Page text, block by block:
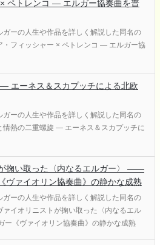
ペトレンコ ― エルガー協奏曲を普
ーの人生や作品を詳しく解説した同名の
・フィッシャー × ペトレンコ ― エルガー協
エーネス＆スカプッチによる北欧
ーの人生や作品を詳しく解説した同名の
情熱の二重螺旋 ― エーネス＆スカプッチに
掬い取った〈内なるエルガー〉 ――
ヴァイオリン協奏曲》の静かな成熟
ーの人生や作品を詳しく解説した同名の
イオリニストが掬い取った〈内なるエル
《ヴァイオリン協奏曲》の静かな成熟